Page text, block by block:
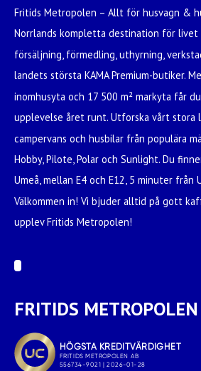
Fritids Metropolen – Allt för husvagn &
Norrlands kompletta destination för livet
försäljning, förmedling, uthyrning,
landets största KAMA Premium-butiker.
inomhusyta och 17 500 m² markyta får
upplevelse året runt. Utforska vårt stora
campervans och husbilar från populära
Hobby, Pilote, Polar och Sunlight. Du
Umeå, mellan E4 och E12, 5 minuter från
Välkommen in! Vi bjuder alltid på gott
upplev Fritids Metropolen!
FRITIDS